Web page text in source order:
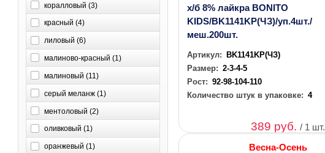
коралловый (3)
красный (4)
лиловый (6)
малиново-красный (1)
малиновый (11)
серый меланж (1)
ментоловый (2)
оливковый (1)
оранжевый (1)
х/б 8% лайкра BONITO
KIDS/BK1141KP(ЧЗ)/уп.4шт./
меш.200шт.
Артикул:
BK1141KP(ЧЗ)
Размер: 2-3-4-5
Рост: 92-98-104-110
Количество штук в упаковке: 4
389 руб./ 1 шт.
Весна-Осень